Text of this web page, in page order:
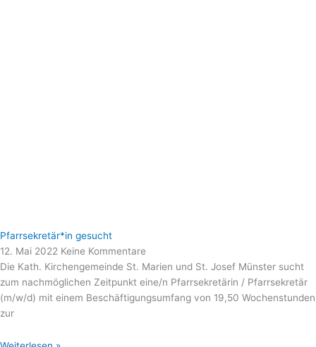
Pfarrsekretär*in gesucht
12. Mai 2022 Keine Kommentare
Die Kath. Kirchengemeinde St. Marien und St. Josef Münster sucht
zum nachmöglichen Zeitpunkt eine/n Pfarrsekretärin / Pfarrsekretär
(m/w/d) mit einem Beschäftigungsumfang von 19,50 Wochenstunden
zur